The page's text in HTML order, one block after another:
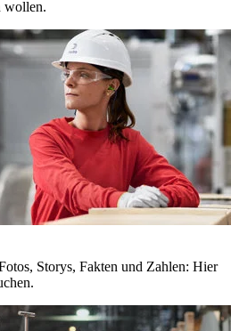
wollen.
Storys, Fakten und Zahlen: Hier